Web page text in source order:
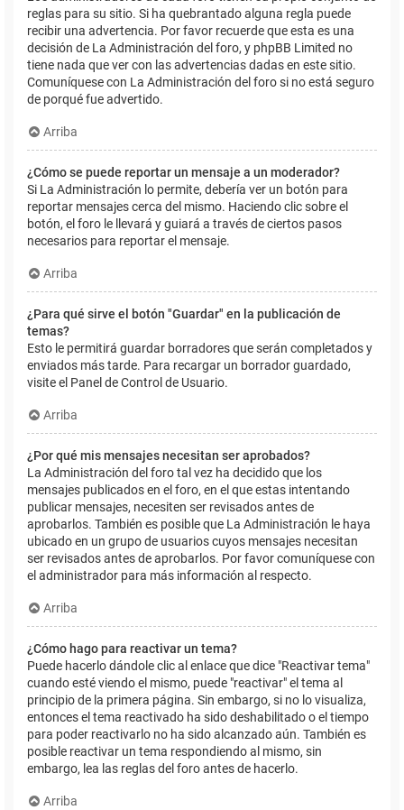
reglas para su sitio. Si ha quebrantado alguna regla puede
recibir una advertencia. Por favor recuerde que esta es una
decisión de La Administración del foro, y phpBB Limited no
tiene nada que ver con las advertencias dadas en este sitio.
Comuníquese con La Administración del foro si no está seguro
de porqué fue advertido.
Arriba
¿Cómo se puede reportar un mensaje a un moderador?
Si La Administración lo permite, debería ver un botón para
reportar mensajes cerca del mismo. Haciendo clic sobre el
botón, el foro le llevará y guiará a través de ciertos pasos
necesarios para reportar el mensaje.
Arriba
¿Para qué sirve el botón "Guardar" en la publicación de
temas?
Esto le permitirá guardar borradores que serán completados y
enviados más tarde. Para recargar un borrador guardado,
visite el Panel de Control de Usuario.
Arriba
¿Por qué mis mensajes necesitan ser aprobados?
La Administración del foro tal vez ha decidido que los
mensajes publicados en el foro, en el que estas intentando
publicar mensajes, necesiten ser revisados antes de
aprobarlos. También es posible que La Administración le haya
ubicado en un grupo de usuarios cuyos mensajes necesitan
ser revisados antes de aprobarlos. Por favor comuníquese con
el administrador para más información al respecto.
Arriba
¿Cómo hago para reactivar un tema?
Puede hacerlo dándole clic al enlace que dice "Reactivar tema"
cuando esté viendo el mismo, puede "reactivar" el tema al
principio de la primera página. Sin embargo, si no lo visualiza,
entonces el tema reactivado ha sido deshabilitado o el tiempo
para poder reactivarlo no ha sido alcanzado aún. También es
posible reactivar un tema respondiendo al mismo, sin
embargo, lea las reglas del foro antes de hacerlo.
Arriba